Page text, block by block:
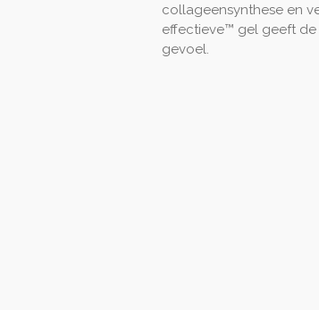
collageensynthese en
effectieve™ gel geeft
gevoel.